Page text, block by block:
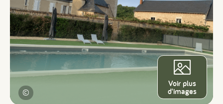
©
Voir plus
d'images